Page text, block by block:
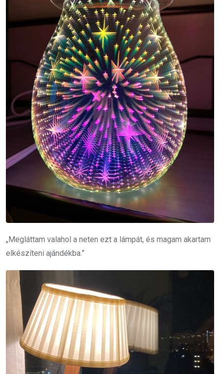
„Megláttam valahol a neten ezt a lámpát, és magam akartam
elkészíteni ajándékba.”